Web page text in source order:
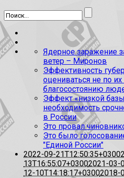
Ядерное заражение
ветер – Миронов
Эффективность
оцениваться не по их
благосостоянию
Эффект «низкой
необходимость
в России
Это провал
Это было
"Единой России"
2022-09-21T12:50:35+0300
13T16:55:07+03002021-03-
12-10T14:18:17+03002018-